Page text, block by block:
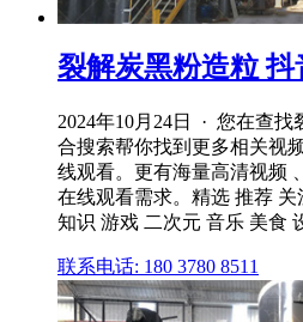
裂解炭黑粉造粒 抖
2024年10月24日 · 您在查
合搜索帮你找到更多相关视
线观看。更有海量高清视频
在线观看需求。精选 推荐
知识 游戏 二次元 音乐 美食
联系电话: 180 3780 8511